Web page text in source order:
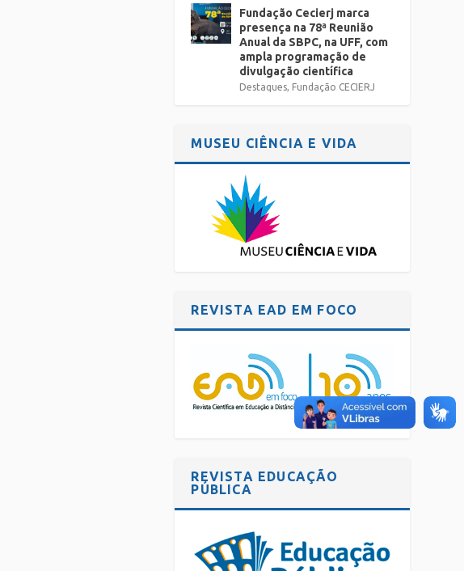
Fundação Cecierj marca
presença na 78ª Reunião
Anual da SBPC, na UFF, com
ampla programação de
divulgação científica
Destaques, Fundação CECIERJ
MUSEU CIÊNCIA E VIDA
REVISTA EAD EM FOCO
REVISTA EDUCAÇÃO
PÚBLICA